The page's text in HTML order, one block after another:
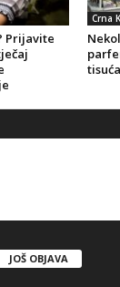
Prijavite
Crna
JOŠ OBJAVA